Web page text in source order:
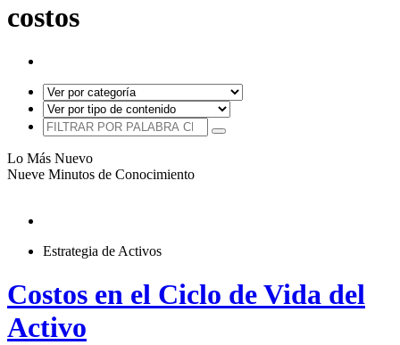
costos
Lo Más Nuevo
Nueve Minutos de Conocimiento
Estrategia de Activos
Costos en el Ciclo de Vida del
Activo